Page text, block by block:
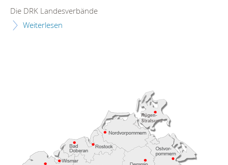
Die DRK Landesverbände
Weiterlesen